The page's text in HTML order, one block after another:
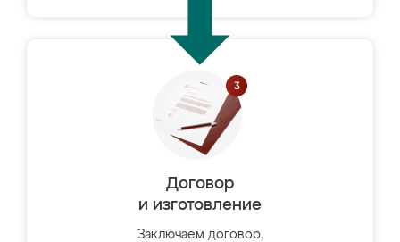
Договор
и изготовление
Заключаем договор,